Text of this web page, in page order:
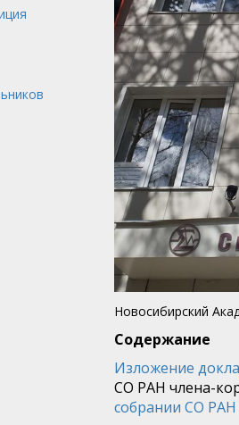
Новосибирский
Содержание
Изложение
СО РАН члена-
собрании СО РАН